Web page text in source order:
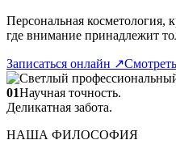
Персональная косметология,
где внимание принадлежит
Записаться онлайн ↗
01Научная точность.
Деликатная забота.
НАША ФИЛОСОФИЯ